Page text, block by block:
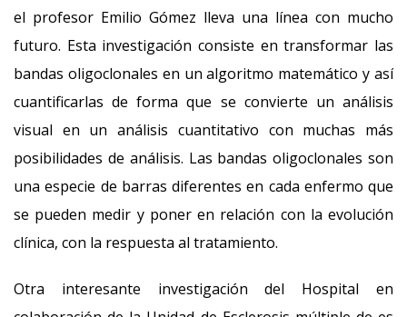
el profesor Emilio Gómez lleva una línea con mucho
futuro. Esta investigación consiste en transformar las
bandas oligoclonales en un algoritmo matemático y así
cuantificarlas de forma que se convierte un análisis
visual en un análisis cuantitativo con muchas más
posibilidades de análisis. Las bandas oligoclonales son
una especie de barras diferentes en cada enfermo que
se pueden medir y poner en relación con la evolución
clínica, con la respuesta al tratamiento.
Otra interesante investigación del Hospital en